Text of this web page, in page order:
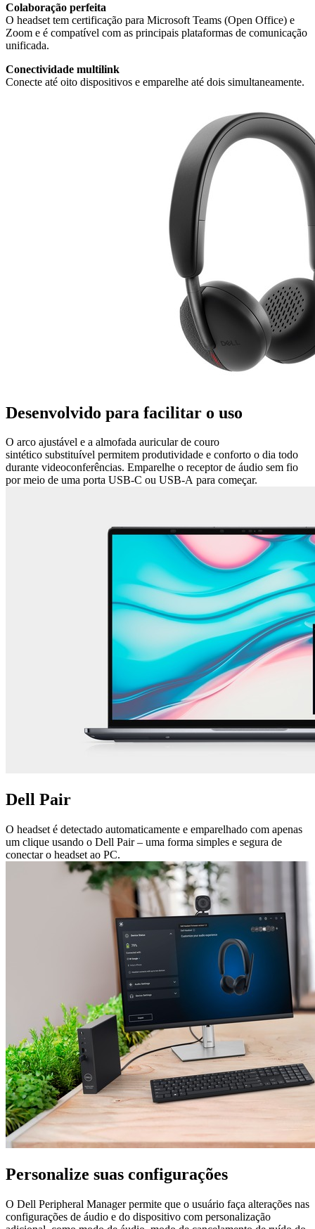
Colaboração perfeita
O headset tem certificação para Microsoft Teams (Open Office) e
Zoom e é compatível com as principais plataformas de comunicação
unificada.
Conectividade multilink
Conecte até oito dispositivos e emparelhe até dois simultaneamente.
Desenvolvido para facilitar o uso
O arco ajustável e a almofada auricular de couro
sintético substituível permitem produtividade e conforto o dia todo
durante videoconferências. Emparelhe o receptor de áudio sem fio
por meio de uma porta USB-C ou USB-A para começar.
Dell Pair
O headset é detectado automaticamente e emparelhado com apenas
um clique usando o Dell Pair – uma forma simples e segura de
conectar o headset ao PC.
Personalize suas configurações
O Dell Peripheral Manager permite que o usuário faça alterações nas
configurações de áudio e do dispositivo com personalização